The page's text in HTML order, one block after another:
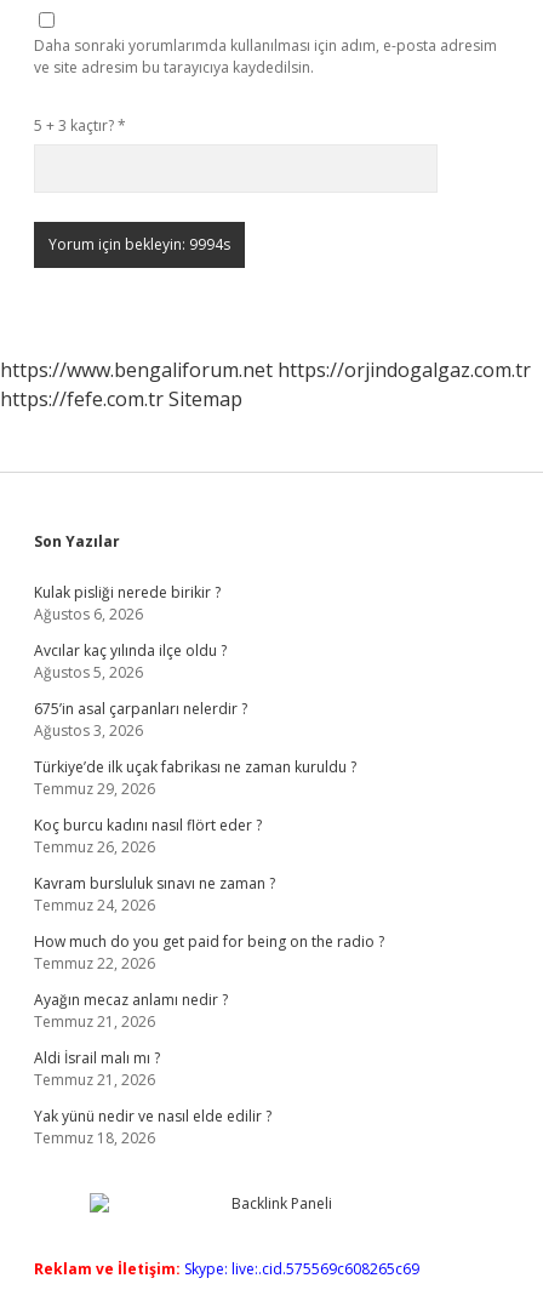
Daha sonraki yorumlarımda kullanılması için adım, e-posta adresim
ve site adresim bu tarayıcıya kaydedilsin.
5 + 3 kaçtır?*
https://www.bengaliforum.net https://orjindogalgaz.com.tr
https://fefe.com.trSitemap
Sidebar
Son Yazılar
Kulak pisliği nerede birikir ?
Ağustos 6, 2026
Avcılar kaç yılında ilçe oldu ?
Ağustos 5, 2026
675’in asal çarpanları nelerdir ?
Ağustos 3, 2026
Türkiye’de ilk uçak fabrikası ne zaman kuruldu ?
Temmuz 29, 2026
Koç burcu kadını nasıl flört eder ?
Temmuz 26, 2026
Kavram bursluluk sınavı ne zaman ?
Temmuz 24, 2026
How much do you get paid for being on the radio ?
Temmuz 22, 2026
Ayağın mecaz anlamı nedir ?
Temmuz 21, 2026
Aldi İsrail malı mı ?
Temmuz 21, 2026
Yak yünü nedir ve nasıl elde edilir ?
Temmuz 18, 2026
Reklam ve İletişim: Skype: live:.cid.575569c608265c69